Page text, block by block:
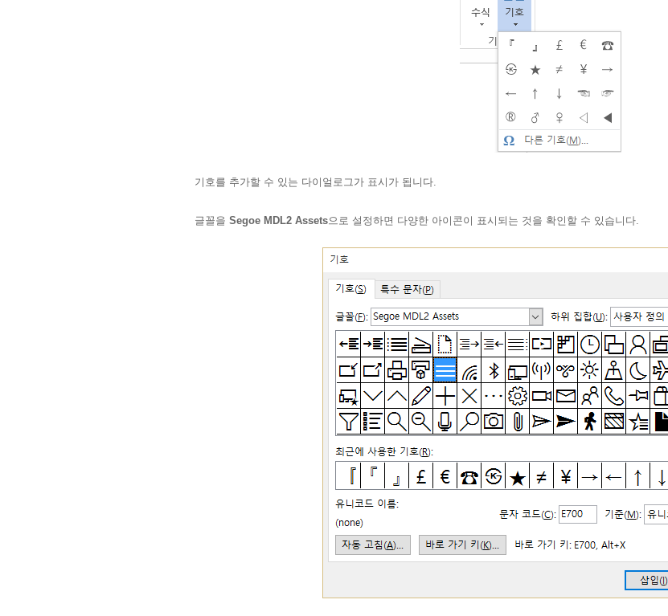
기호를 추가할 수 있는 다이얼로그가 표시가 됩니다.
글꼴을 Segoe MDL2 Assets으로 설정하면 다양한 아이콘이 표시되는 것을 확인할 수 있습니다.